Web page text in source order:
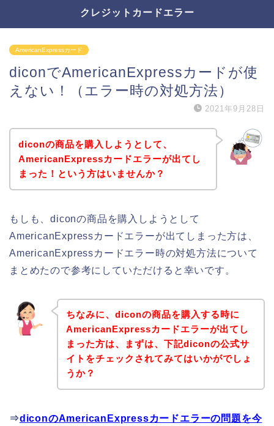
クレジットカードエラー
AmericanExpressカード
diconでAmericanExpressカードが使
えない！（エラー時の対処方法）
2021年9月28日
diconの商品を購入しようとして、
AmericanExpressカードエラーが出てし
まった！という方はいませんか？
もしも、diconの商品を購入しようとして
AmericanExpressカードエラーが出てしまった方は、
AmericanExpressカードエラー時の対処方法について
まとめたので参考にしていただけると幸いです。
ちなみに、diconの商品を購入する時に
AmericanExpressカードエラーが出てし
まった方は、まずは、下記diconの公式サ
イトをチェックされてみてはいかがでしょ
うか？
⇒diconのAmericanExpressカードエラーの問題を今